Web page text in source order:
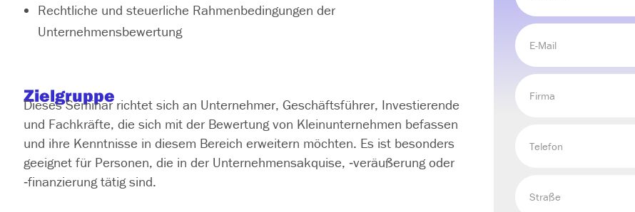
Rechtliche und steuerliche Rahmenbedingungen der
Unternehmensbewertung
Zielgruppe
Dieses Seminar richtet sich an Unternehmer, Geschäftsführer, Investierende
und Fachkräfte, die sich mit der Bewertung von Kleinunternehmen befassen
und ihre Kenntnisse in diesem Bereich erweitern möchten. Es ist besonders
geeignet für Personen, die in der Unternehmensakquise, ‑veräußerung oder
‑finanzierung tätig sind.